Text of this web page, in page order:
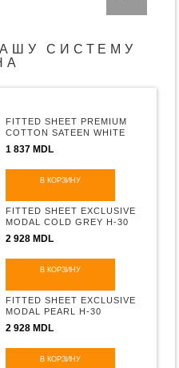
СИСТЕМУ
FITTED SHEET PREMIUM
COTTON SATEEN WHITE
H-30
1 837 MDL
В КОРЗИНУ
FITTED SHEET EXCLUSIVE
MODAL COLD GREY H-30
2 928 MDL
В КОРЗИНУ
FITTED SHEET EXCLUSIVE
MODAL PEARL H-30
2 928 MDL
В КОРЗИНУ